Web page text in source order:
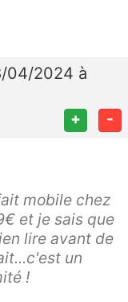
04/2024 à
+ -
mobile chez
et je sais que
lire avant de
un
!